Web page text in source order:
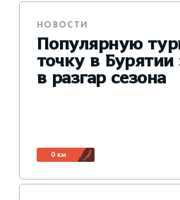
НОВОСТИ
Популярную
точку в Бурятии
в разгар сезона
0 км